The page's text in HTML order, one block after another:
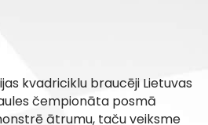
kvadriciklu braucēji Lietuvas
čempionāta posmā
ātrumu, taču veiksme